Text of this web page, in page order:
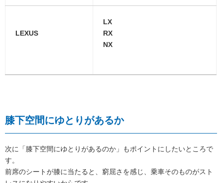
LEXUS
LX
RX
NX
膝下空間にゆとりがあるか
次に「膝下空間にゆとりがあるのか」もポイントにしたいところで
す。
前席のシートが膝に当たると、窮屈さを感じ、乗車そのものがスト